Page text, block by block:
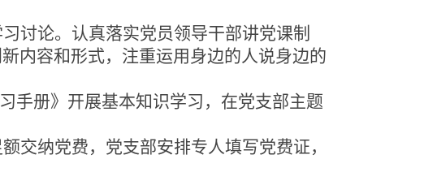
讨论。认真落实党员领导干部讲党课制
内容和形式，注重运用身边的人说身边的
手册》开展基本知识学习，在党支部主题
交纳党费，党支部安排专人填写党费证，